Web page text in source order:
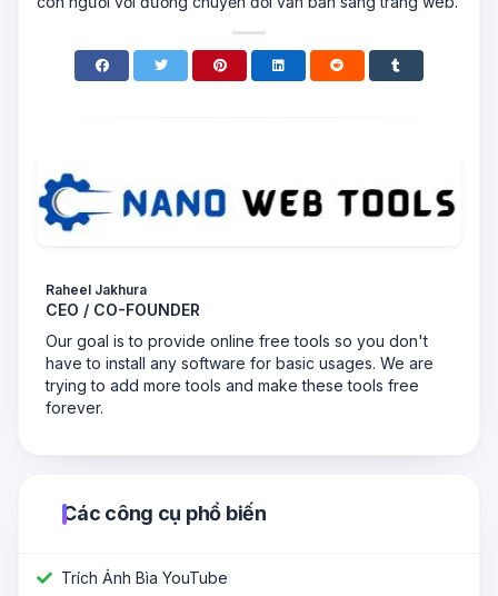
Raheel Jakhura
CEO / CO-FOUNDER
Our goal is to provide online free tools so you don't
have to install any software for basic usages. We are
trying to add more tools and make these tools free
forever.
Các công cụ phổ biến
Trích Ảnh Bìa YouTube